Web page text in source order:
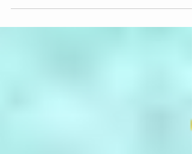
resorts 4 stelle in...